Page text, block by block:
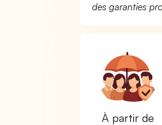
des garanties
À partir de